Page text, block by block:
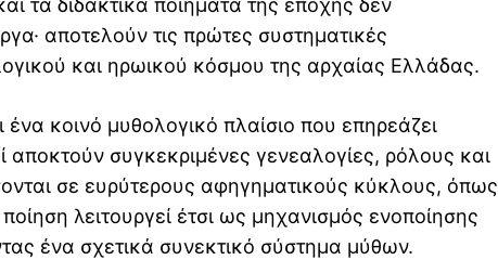
αποτελούν τις πρώτες συστηματικές
και ηρωικού κόσμου της αρχαίας Ελλάδας.
κοινό μυθολογικό πλαίσιο που επηρεάζει
συγκεκριμένες γενεαλογίες, ρόλους και
σε ευρύτερους αφηγηματικούς κύκλους, όπως
λειτουργεί έτσι ως μηχανισμός ενοποίησης
ένα σχετικά συνεκτικό σύστημα μύθων.